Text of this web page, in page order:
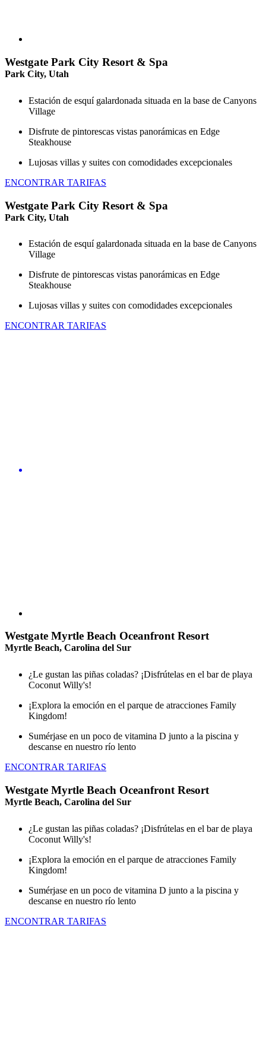
Westgate Park City Resort & Spa
Park City, Utah
Estación de esquí galardonada situada en la base de Canyons
Village
Disfrute de pintorescas vistas panorámicas en Edge
Steakhouse
Lujosas villas y suites con comodidades excepcionales
ENCONTRAR TARIFAS
Westgate Park City Resort & Spa
Park City, Utah
Estación de esquí galardonada situada en la base de Canyons
Village
Disfrute de pintorescas vistas panorámicas en Edge
Steakhouse
Lujosas villas y suites con comodidades excepcionales
ENCONTRAR TARIFAS
Westgate Myrtle Beach Oceanfront Resort
Myrtle Beach, Carolina del Sur
¿Le gustan las piñas coladas? ¡Disfrútelas en el bar de playa
Coconut Willy's!
¡Explora la emoción en el parque de atracciones Family
Kingdom!
Sumérjase en un poco de vitamina D junto a la piscina y
descanse en nuestro río lento
ENCONTRAR TARIFAS
Westgate Myrtle Beach Oceanfront Resort
Myrtle Beach, Carolina del Sur
¿Le gustan las piñas coladas? ¡Disfrútelas en el bar de playa
Coconut Willy's!
¡Explora la emoción en el parque de atracciones Family
Kingdom!
Sumérjase en un poco de vitamina D junto a la piscina y
descanse en nuestro río lento
ENCONTRAR TARIFAS